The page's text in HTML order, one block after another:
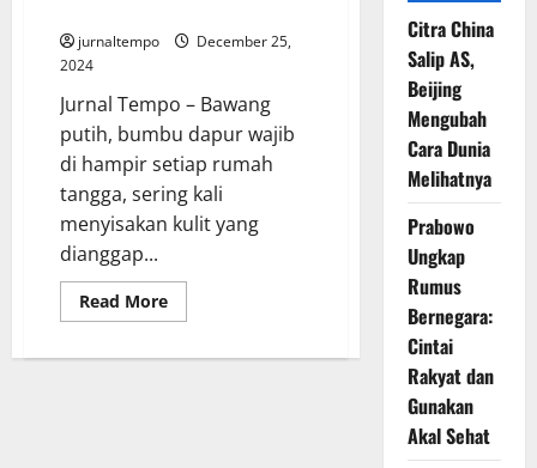
jurnaltempo
December 25,
2024
Jurnal Tempo – Bawang
putih, bumbu dapur wajib
di hampir setiap rumah
tangga, sering kali
menyisakan kulit yang
dianggap...
Read MoreRead
more
Bawang:
Citra China
Salip AS,
Beijing
Mengubah
Cara Dunia
Melihatnya
Prabowo
Ungkap
Rumus
Bernegara:
Cintai
Rakyat dan
Gunakan
Akal Sehat